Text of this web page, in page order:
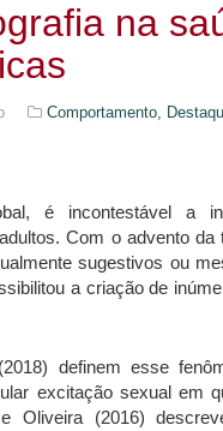
na
Comportamento,
é incontestável a
Com o advento
sugestivos ou
a criação de
definem esse
excitação sexual em
Oliveira (2016)